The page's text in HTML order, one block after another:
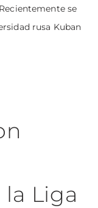
se
rusa Kuban
Liga